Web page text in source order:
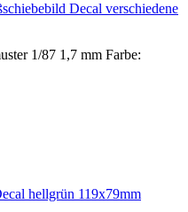
Decal verschiedene
1/87 1,7 mm Farbe: